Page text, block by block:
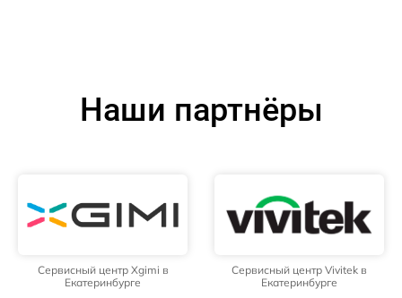
Наши партнёры
Сервисный центр Xgimi в
Екатеринбурге
Сервисный центр Vivitek в
Екатеринбурге